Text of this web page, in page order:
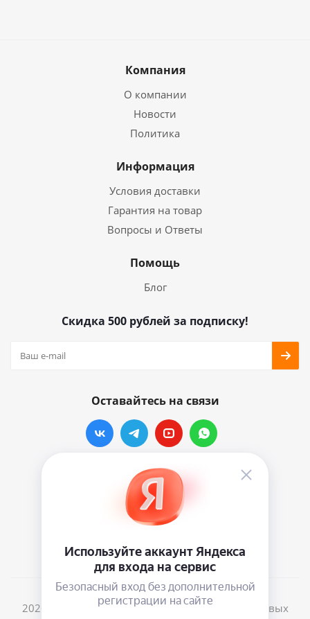
Компания
О компании
Новости
Политика
Информация
Условия доставки
Гарантия на товар
Вопросы и Ответы
Помощь
Блог
Скидка 500 рублей за подписку!
Оставайтесь на связи
Наши контакты
info@vinylmarkt.ru
2026 © Винилмаркт - интернет-магазин виниловых